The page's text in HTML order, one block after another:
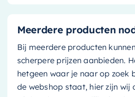
Meerdere producten
Bij meerdere producten
scherpere prijzen aanbieden.
hetgeen waar je naar op zoek
de webshop staat, hier zijn wij